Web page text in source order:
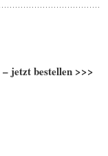
– jetzt bestellen >>>